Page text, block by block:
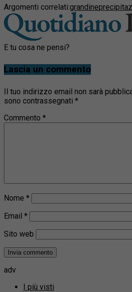
Argomenti correlati:grandine
E tu cosa ne pensi?
Lascia un commento
Il tuo indirizzo email non sarà
sono contrassegnati *
Commento *
Nome *
Email *
Sito web
adv
I più visti